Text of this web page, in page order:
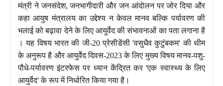
मंत्री ने जनसंदेश, जनभागीदारी और जन आंदोलन पर जोर दिया और
कहा आयुष मंत्रालय का उद्देश्य न केवल मानव बल्कि पर्यावरण की
भलाई को बढ़ावा देने के लिए आयुर्वेद की संभावनाओं का पता लगाना है
। यह विषय भारत की जी-20 प्रेसीडेंसी 'वसुधैव कुटुंबकम' की थीम
के अनुरूप है और आयुर्वेद दिवस-2023 के लिए मुख्य विषय मानव-पशु-
पौधे-पर्यावरण इंटरफेस पर ध्यान केंद्रित कर 'एक स्वास्थ्य के लिए
आयुर्वेद' के रूप में निर्धारित किया गया है।